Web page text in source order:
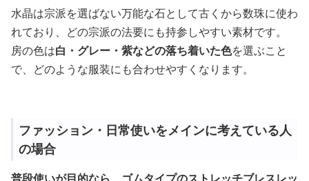
水晶は宗派を選ばない万能な石として古くから数珠に使わ
れており、どの宗派の法要にも持参しやすい素材です。
房の色は白・グレー・紫などの落ち着いた色を選ぶこと
で、どのような服装にも合わせやすくなります。
ファッション・日常使いをメインに考えている人
の場合